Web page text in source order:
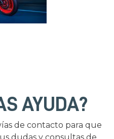
AYUDA?
de contacto para que